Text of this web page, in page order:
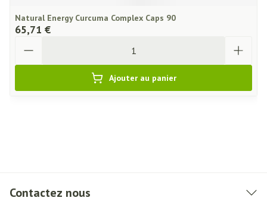
Natural Energy Curcuma Complex Caps 90
65,71 €
Ajouter au panier
Contactez nous